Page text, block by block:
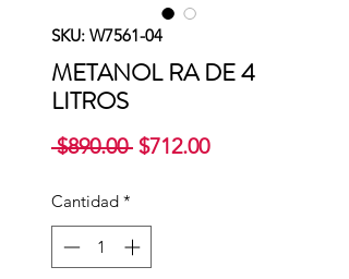
SKU: W7561-04
METANOL RA DE 4
LITROS
$890.00 Precio
$712.00Precio
Cantidad *